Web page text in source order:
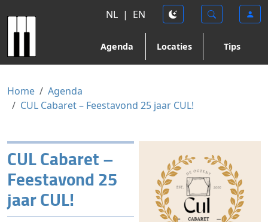
NL | EN
Agenda Locaties Tips
Home
Agenda
CUL Cabaret – Feestavond 25 jaar CUL!
CUL Cabaret –
Feestavond 25
jaar CUL!